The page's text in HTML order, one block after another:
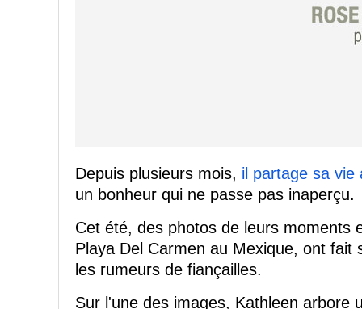
Depuis plusieurs mois, il partage sa vie
un bonheur qui ne passe pas inaperçu.
Cet été, des photos de leurs moments
Playa Del Carmen au Mexique, ont
les rumeurs de fiançailles.
Sur l'une des images, Kathleen arbore